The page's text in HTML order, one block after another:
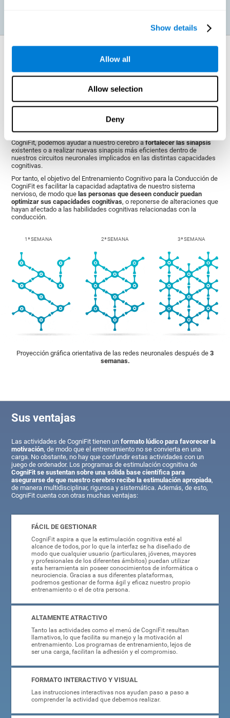
Show details
Allow all
Allow selection
Deny
¿Cómo fortalece la función cognitiva?
Laplasticidad cerebrales el mecanismo básico que posee nuestro
se vale de esta capacidad para ayudar a activar nuestras diferentes
capacidades cognitivas.
exigimos un esfuerzo para nuestro cerebro, que responde con unos
manera repetida los patrones neuralesmediante las actividades de
CogniFit, podemos ayudar a nuestro cerebro afortalecer las sinapsis
existentes o a realizar nuevas sinapsis más eficientes dentro de
nuestros circuitos neuronales implicados en las distintas capacidades
cognitivas.
Por tanto, el objetivo del Entrenamiento Cognitivo para la Conducción de
CogniFit es facilitar la capacidad adaptativa de nuestro sistema
nervioso, de modo que las personas que deseen conducir puedan
optimizar sus capacidades cognitivas, o reponerse de alteraciones que
hayan afectado a las habilidades cognitivas relacionadas con la
conducción.
1ª SEMANA 2ª SEMANA 3ª SEMANA
Proyección gráfica orientativa de las redes neuronales después de 3
semanas.
Sus ventajas
Las actividades de CogniFit tienen unformato lúdico para favorecer la
motivación, de modo que el entrenamiento no se convierta en una
carga. No obstante, no hay que confundir estas actividades con un
juego de ordenador. Los programas de estimulación cognitiva de
CogniFit se sustentan sobre una sólida base científica para
asegurarse de que nuestro cerebro recibe la estimulación apropiada,
de manera multidisciplinar, rigurosa y sistemática. Además, de esto,
CogniFit cuenta con otras muchas ventajas:
FÁCIL DE GESTIONAR
CogniFit aspira a que la estimulación cognitiva esté al
alcance de todos, por lo que la interfaz se ha diseñado de
modo que cualquier usuario (particulares, jóvenes, mayores
y profesionales de los diferentes ámbitos) puedan utilizar
esta herramienta sin poseer conocimientos de informática o
neurociencia. Gracias a sus diferentes plataformas,
podremos gestionar de forma ágil y eficaz nuestro propio
entrenamiento o el de otra persona.
ALTAMENTE ATRACTIVO
Tanto las actividades como el menú de CogniFit resultan
llamativos, lo que facilita su manejo y la motivación al
entrenamiento. Los programas de entrenamiento, lejos de
ser una carga, facilitan la adhesión y el compromiso.
FORMATO INTERACTIVO Y VISUAL
Las instrucciones interactivas nos ayudan paso a paso a
comprender la actividad que debemos realizar.